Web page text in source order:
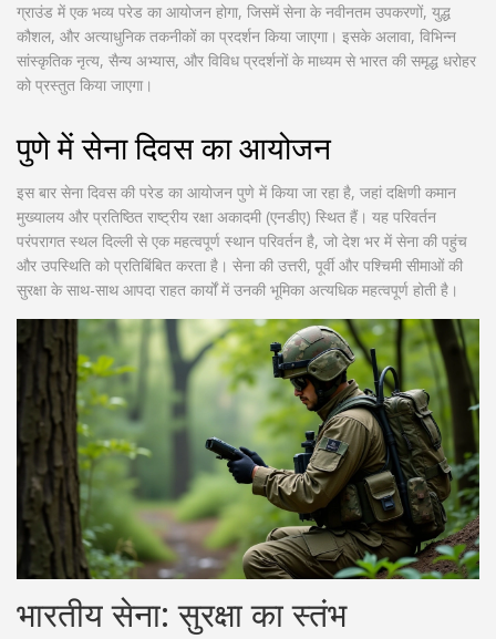
ग्राउंड में एक भव्य परेड का आयोजन होगा, जिसमें सेना के नवीनतम उपकरणों, युद्ध
कौशल, और अत्याधुनिक तकनीकों का प्रदर्शन किया जाएगा। इसके अलावा, विभिन्न
सांस्कृतिक नृत्य, सैन्य अभ्यास, और विविध प्रदर्शनों के माध्यम से भारत की समृद्ध धरोहर
को प्रस्तुत किया जाएगा।
पुणे में सेना दिवस का आयोजन
इस बार सेना दिवस की परेड का आयोजन पुणे में किया जा रहा है, जहां दक्षिणी कमान
मुख्यालय और प्रतिष्ठित राष्ट्रीय रक्षा अकादमी (एनडीए) स्थित हैं। यह परिवर्तन
परंपरागत स्थल दिल्ली से एक महत्वपूर्ण स्थान परिवर्तन है, जो देश भर में सेना की पहुंच
और उपस्थिति को प्रतिबिंबित करता है। सेना की उत्तरी, पूर्वी और पश्चिमी सीमाओं की
सुरक्षा के साथ-साथ आपदा राहत कार्यों में उनकी भूमिका अत्यधिक महत्वपूर्ण होती है।
भारतीय सेना: सुरक्षा का स्तंभ